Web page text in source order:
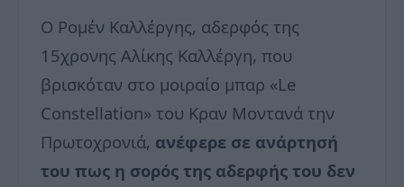
Ο Ρομέν Καλλέργης, αδερφός της
15χρονης Αλίκης Καλλέργη, που
βρισκόταν στο μοιραίο μπαρ «Le
Constellation» του Κραν Μοντανά την
Πρωτοχρονιά, ανέφερε σε ανάρτησή
του πως η σορός της αδερφής του δεν